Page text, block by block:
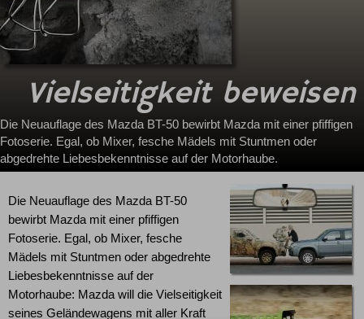
Vielseitigkeit beweisen
Die Neuauflage des Mazda BT-50 bewirbt Mazda mit einer pfiffigen
Fotoserie. Egal, ob Mixer, fesche Mädels mit Stuntmen oder
abgedrehte Liebesbekenntnisse auf der Motorhaube.
Die Neuauflage des Mazda BT-50
bewirbt Mazda mit einer pfiffigen
Fotoserie. Egal, ob Mixer, fesche
Mädels mit Stuntmen oder abgedrehte
Liebesbekenntnisse auf der
Motorhaube: Mazda will die Vielseitigkeit
seines Geländewagens mit aller Kraft